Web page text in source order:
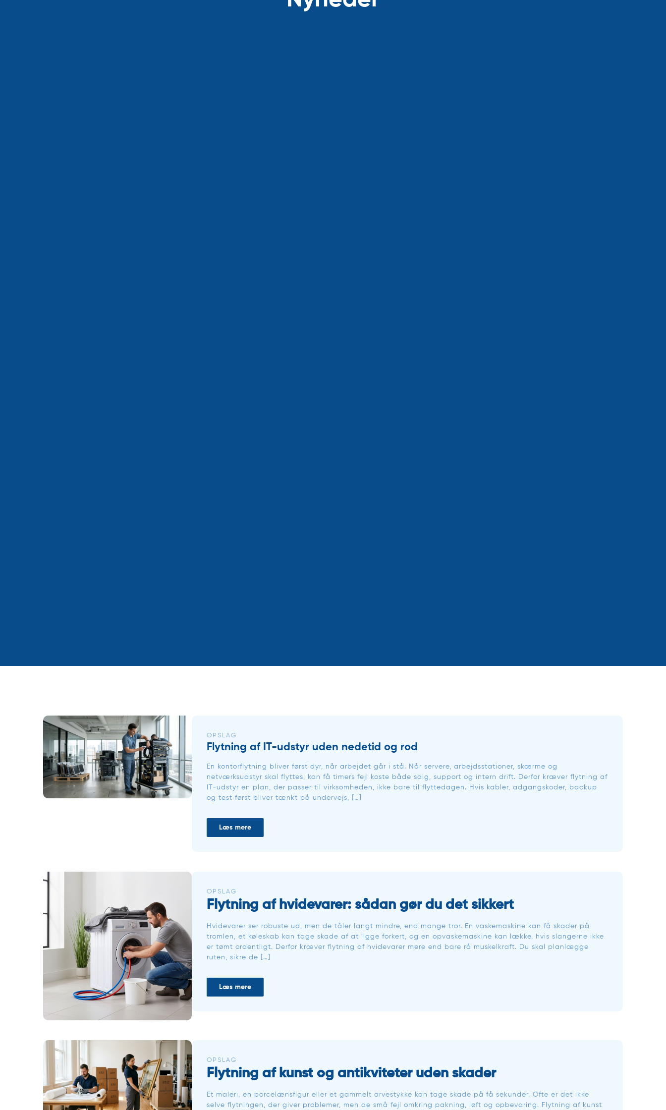
OPSLAG
Flytning af IT-udstyr uden nedetid og rod
En kontorflytning bliver først dyr, når arbejdet går i stå. Når servere, arbejdsstationer, skærme og
netværksudstyr skal flyttes, kan få timers fejl koste både salg, support og intern drift. Derfor kræver flytning af
IT-udstyr en plan, der passer til virksomheden, ikke bare til flyttedagen. Hvis kabler, adgangskoder, backup
og test først bliver tænkt på undervejs, […]
Læs mere
OPSLAG
Flytning af hvidevarer: sådan gør du det sikkert
Hvidevarer ser robuste ud, men de tåler langt mindre, end mange tror. En vaskemaskine kan få skader på
tromlen, et køleskab kan tage skade af at ligge forkert, og en opvaskemaskine kan lække, hvis slangerne ikke
er tømt ordentligt. Derfor kræver flytning af hvidevarer mere end bare rå muskelkraft. Du skal planlægge
ruten, sikre de […]
Læs mere
OPSLAG
Flytning af kunst og antikviteter uden skader
Et maleri, en porcelænsfigur eller et gammelt arvestykke kan tage skade på få sekunder. Ofte er det ikke
selve flytningen, der giver problemer, men de små fejl omkring pakning, løft og opbevaring. Flytning af kunst